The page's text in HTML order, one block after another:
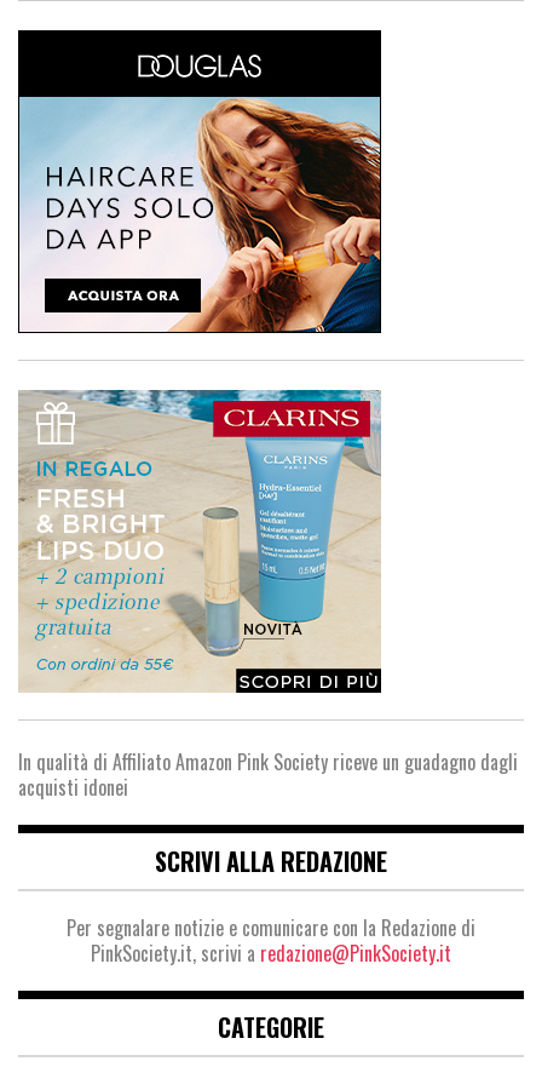
In qualità di Affiliato Amazon Pink Society riceve un guadagno dagli
acquisti idonei
SCRIVI ALLA REDAZIONE
Per segnalare notizie e comunicare con la Redazione di
PinkSociety.it, scrivi a redazione@PinkSociety.it
CATEGORIE